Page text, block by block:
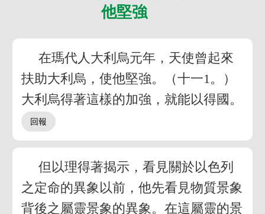
他堅強
在瑪代人大利烏元年，天使曾起來
扶助大利烏，使他堅強。（十一1。）
大利烏得著這樣的加強，就能以得國。
但以理得著揭示，看見關於以色列
之定命的異象以前，他先看見物質景象
背後之屬靈景象的異象。在這屬靈的景